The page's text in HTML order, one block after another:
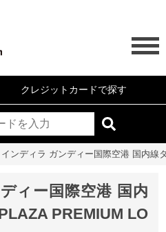
クレジットカードで探す
インディラ ガンディー国際空港 国内線
ィー国際空港 国内
PREMIUM LO